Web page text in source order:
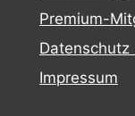
Premium-
Datenschutz
Impressum